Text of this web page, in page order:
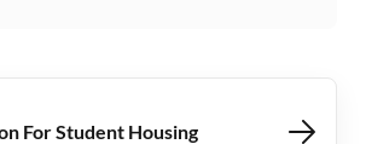
For Student Housing